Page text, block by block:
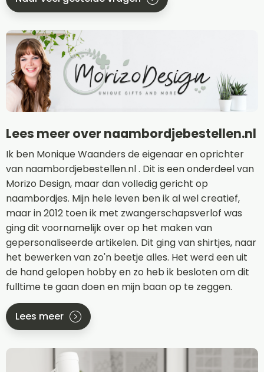
Lees meer over naambordjebestellen.nl
Ik ben Monique Waanders de eigenaar en oprichter
van naambordjebestellen.nl . Dit is een onderdeel van
Morizo Design, maar dan volledig gericht op
naambordjes. Mijn hele leven ben ik al wel creatief,
maar in 2012 toen ik met zwangerschapsverlof was
ging dit voornamelijk over op het maken van
gepersonaliseerde artikelen. Dit ging van shirtjes, naar
het bewerken van zo'n beetje alles. Het werd een uit
de hand gelopen hobby en zo heb ik besloten om dit
fulltime te gaan doen en mijn baan op te zeggen.
Lees meer